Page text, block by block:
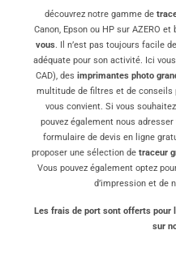
découvrez notre gamme de
Canon, Epson ou HP sur AZERO et
vous. Il n’est pas toujours facile
adéquate pour son activité. Ici
CAD), des imprimantes photo
multitude de filtres et de conseils
vous convient. Si vous
pouvez également nous
formulaire de devis en ligne
proposer une sélection de traceur
Vous pouvez également optez
d’impression et de
Les frais de port sont offerts pour
sur